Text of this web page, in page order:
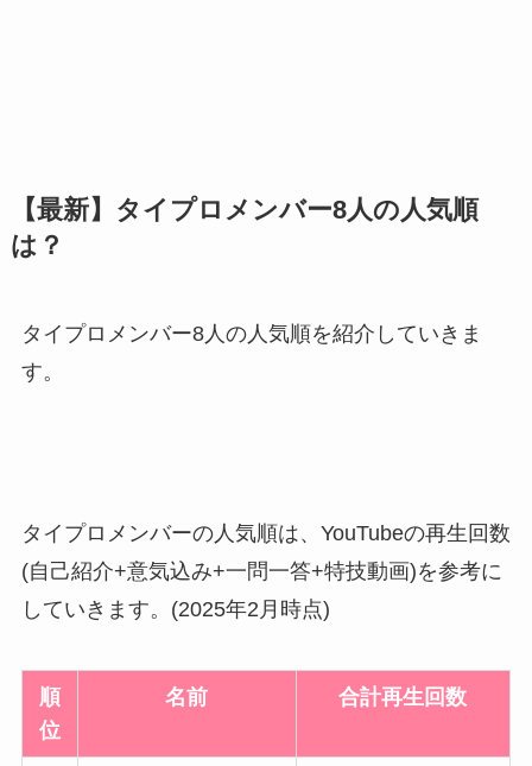
【最新】タイプロメンバー8人の人気順
は？
タイプロメンバー8人の人気順を紹介していきま
す。
タイプロメンバーの人気順は、YouTubeの再生回数
(自己紹介+意気込み+一問一答+特技動画)を参考に
していきます。(2025年2月時点)
順
位
名前 合計再生回数